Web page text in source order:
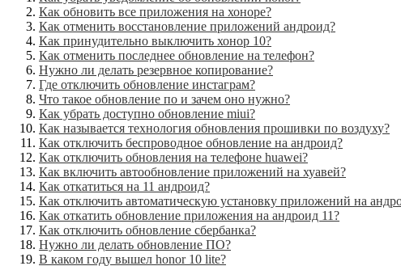
Как обновить все приложения на хоноре?
Как отменить восстановление приложений андроид?
Как принудительно выключить хонор 10?
Как отменить последнее обновление на телефон?
Нужно ли делать резервное копирование?
Где отключить обновление инстаграм?
Что такое обновление по и зачем оно нужно?
Как убрать доступно обновление miui?
Как называется технология обновления прошивки по воздуху?
Как отключить беспроводное обновление на андроид?
Как отключить обновления на телефоне huawei?
Как включить автообновление приложений на хуавей?
Как откатиться на 11 андроид?
Как отключить автоматическую установку приложений на
Как откатить обновление приложения на андроид 11?
Как отключить обновление сбербанка?
Нужно ли делать обновление ПО?
В каком году вышел honor 10 lite?